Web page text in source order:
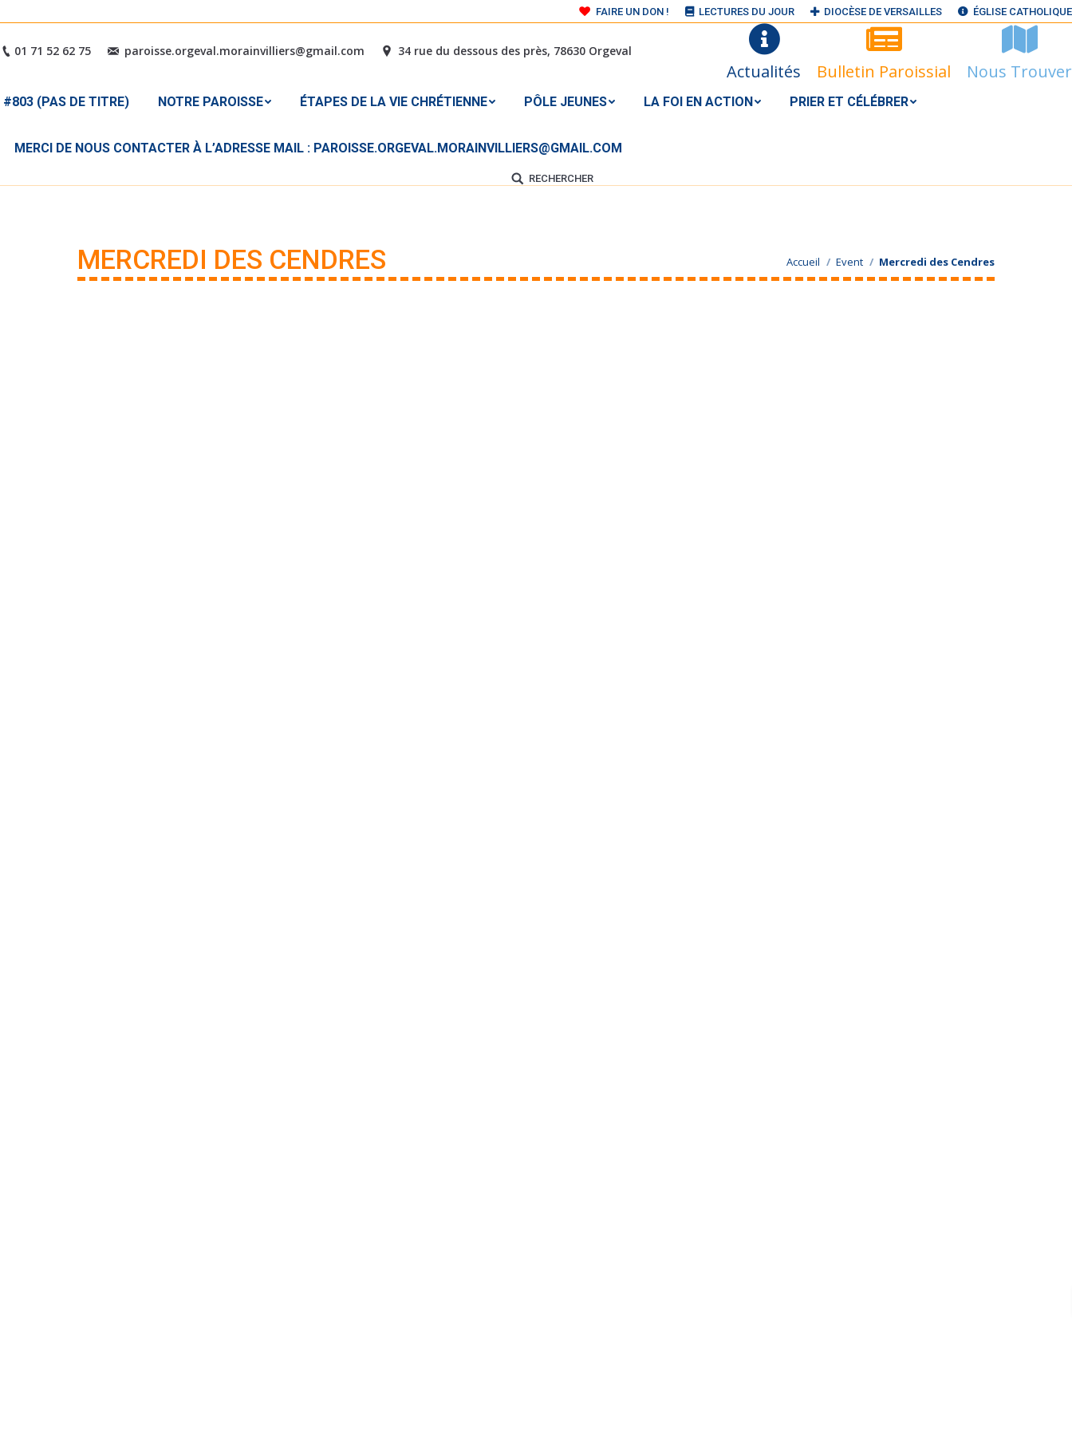
FAIRE UN DON ! LECTURES DU JOUR DIOCÈSE DE VERSAILLES ÉGLISE CATHOLIQUE
01 71 52 62 75 paroisse.orgeval.morainvilliers@gmail.com 34 rue du dessous des près, 78630 Orgeval
Actualités Bulletin Paroissial Nous Trouver
#803 (PAS DE TITRE) NOTRE PAROISSE ÉTAPES DE LA VIE CHRÉTIENNE PÔLE JEUNES LA FOI EN ACTION PRIER ET CÉLÉBRER
MERCI DE NOUS CONTACTER À L’ADRESSE MAIL : PAROISSE.ORGEVAL.MORAINVILLIERS@GMAIL.COM
Search:RECHERCHER
MERCREDI DES CENDRES Accueil Event Mercredi des Cendres
#803 (PAS DE TITRE) NOTRE PAROISSE ÉTAPES DE LA VIE CHRÉTIENNE PÔLE JEUNES LA FOI EN ACTION PRIER ET CÉLÉBRER
MERCI DE NOUS CONTACTER À L’ADRESSE MAIL : PAROISSE.ORGEVAL.MORAINVILLIERS@GMAIL.COM
Search:RECHERCHER